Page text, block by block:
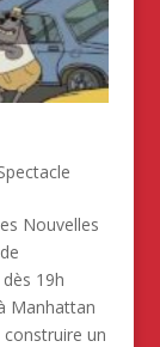
Nouvelles
19h
Manhattan
un